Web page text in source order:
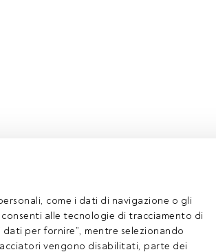
come i dati di navigazione o gli
alle tecnologie di tracciamento di
per fornire”, mentre selezionando
vengono disabilitati, parte dei